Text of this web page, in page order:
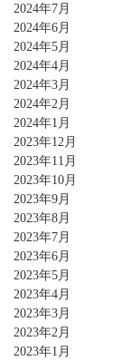
2024年7月
2024年6月
2024年5月
2024年4月
2024年3月
2024年2月
2024年1月
2023年12月
2023年11月
2023年10月
2023年9月
2023年8月
2023年7月
2023年6月
2023年5月
2023年4月
2023年3月
2023年2月
2023年1月